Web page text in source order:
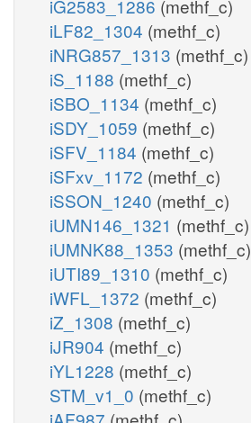
iG2583_1286 (methf_c)
iLF82_1304 (methf_c)
iNRG857_1313 (methf_c)
iS_1188 (methf_c)
iSBO_1134 (methf_c)
iSDY_1059 (methf_c)
iSFV_1184 (methf_c)
iSFxv_1172 (methf_c)
iSSON_1240 (methf_c)
iUMN146_1321 (methf_c)
iUMNK88_1353 (methf_c)
iUTI89_1310 (methf_c)
iWFL_1372 (methf_c)
iZ_1308 (methf_c)
iJR904 (methf_c)
iYL1228 (methf_c)
STM_v1_0 (methf_c)